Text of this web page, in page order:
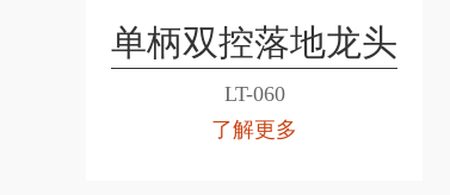
单柄双控落地龙头
LT-060
了解更多